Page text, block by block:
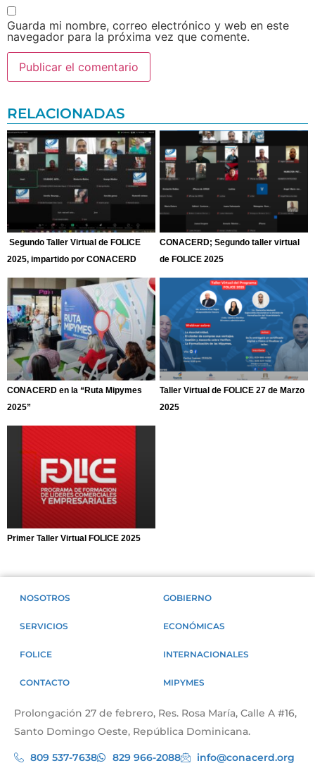
Guarda mi nombre, correo electrónico y web en este
navegador para la próxima vez que comente.
RELACIONADAS
Segundo Taller Virtual de FOLICE
2025, impartido por CONACERD
CONACERD; Segundo taller virtual
de FOLICE 2025
CONACERD en la “Ruta Mipymes
2025”
Taller Virtual de FOLICE 27 de Marzo
2025
Primer Taller Virtual FOLICE 2025
NOSOTROS
SERVICIOS
FOLICE
CONTACTO
GOBIERNO
ECONÓMICAS
INTERNACIONALES
MIPYMES
Prolongación 27 de febrero, Res. Rosa María, Calle A #16,
Santo Domingo Oeste, República Dominicana.
809 537-7638 829 966-2088 info@conacerd.org